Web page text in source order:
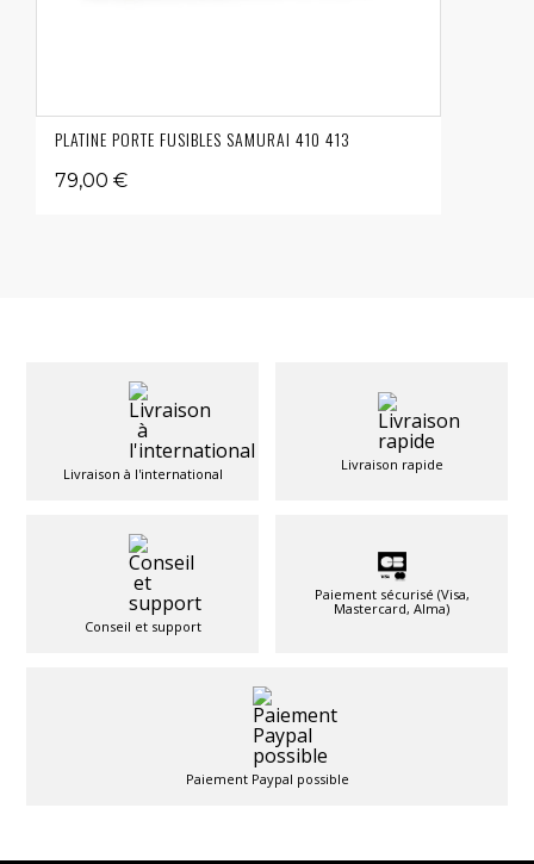
PLATINE PORTE FUSIBLES SAMURAI 410 413
79,00 €
Livraison à l'international
Livraison rapide
Conseil et support
Paiement sécurisé (Visa,
Mastercard, Alma)
Paiement Paypal possible